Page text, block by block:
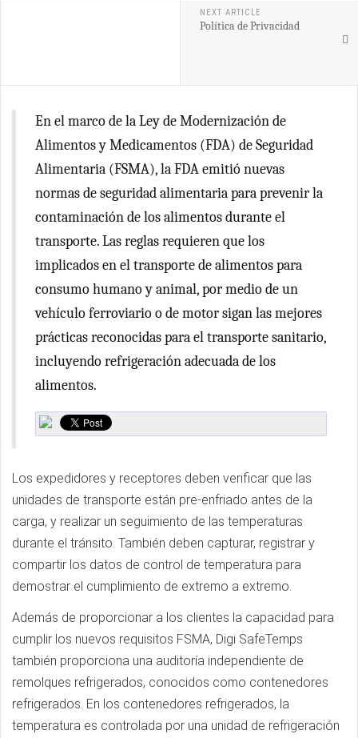
NEXT ARTICLE
Política de Privacidad
En el marco de la Ley de Modernización de
Alimentos y Medicamentos (FDA) de Seguridad
Alimentaria (FSMA), la FDA emitió nuevas
normas de seguridad alimentaria para prevenir la
contaminación de los alimentos durante el
transporte. Las reglas requieren que los
implicados en el transporte de alimentos para
consumo humano y animal, por medio de un
vehículo ferroviario o de motor sigan las mejores
prácticas reconocidas para el transporte sanitario,
incluyendo refrigeración adecuada de los
alimentos.
Los expedidores y receptores deben verificar que las
unidades de transporte están pre-enfriado antes de la
carga, y realizar un seguimiento de las temperaturas
durante el tránsito. También deben capturar, registrar y
compartir los datos de control de temperatura para
demostrar el cumplimiento de extremo a extremo.
Además de proporcionar a los clientes la capacidad para
cumplir los nuevos requisitos FSMA, Digi SafeTemps
también proporciona una auditoría independiente de
remolques refrigerados, conocidos como contenedores
refrigerados. En los contenedores refrigerados, la
temperatura es controlada por una unidad de refrigeración